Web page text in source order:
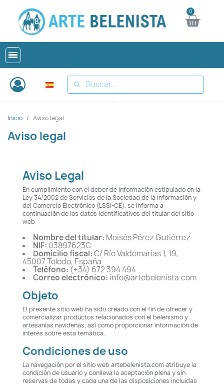
Inicio Aviso legal
Aviso legal
Aviso Legal
En cumplimiento con el deber de información estipulado en la
Ley 34/2002 de Servicios de la Sociedad de la Información y
del Comercio Electrónico (LSSI-CE), se informa a
continuación de los datos identificativos del titular del sitio
web:
Nombre del titular: Moisés Pérez Gutiérrez
NIF: 03897623C
Domicilio fiscal:C/ Río Valdemarías 1, 19,
45007 Toledo, España
Teléfono: (+34) 672 394 494
Correo electrónico: info@artebelenista.com
Objeto
El presente sitio web ha sido creado con el fin de ofrecer y
comercializar productos relacionados con el belenismo y
artesanías navideñas, así como proporcionar información de
interés sobre esta temática.
Condiciones de uso
La navegación por el sitio web artebelenista.com atribuye la
condición de usuario y conlleva la aceptación plena y sin
reservas de todas y cada una de las disposiciones incluidas